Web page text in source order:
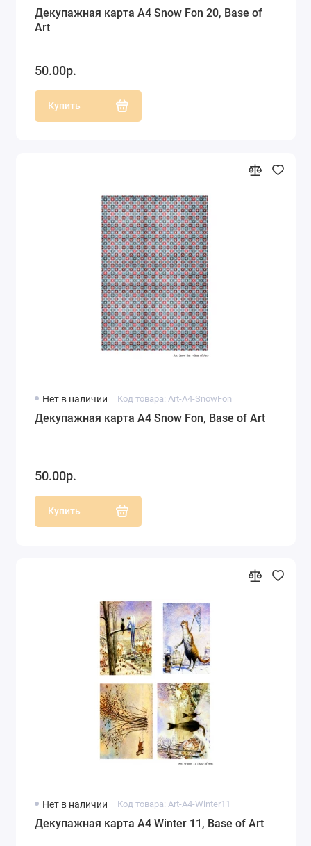
Декупажная карта А4 Snow Fon 20, Base of
Art
50.00р.
Купить
Нет в наличии Код товара: Art-A4-SnowFon
Декупажная карта А4 Snow Fon, Base of Art
50.00р.
Купить
Нет в наличии Код товара: Art-A4-Winter11
Декупажная карта А4 Winter 11, Base of Art